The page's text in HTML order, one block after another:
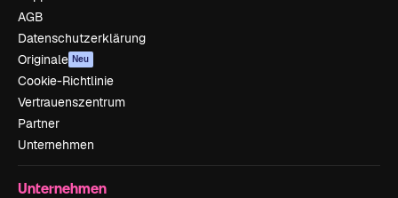
AGB
Datenschutzerklärung
Originale Neu
Cookie-Richtlinie
Vertrauenszentrum
Partner
Unternehmen
Unternehmen